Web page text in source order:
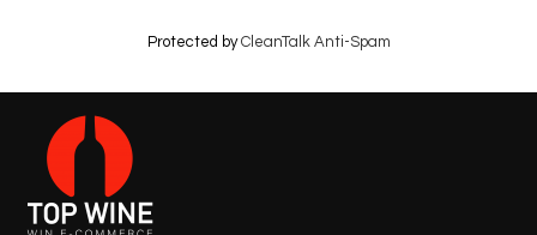
Protected byCleanTalk Anti-Spam